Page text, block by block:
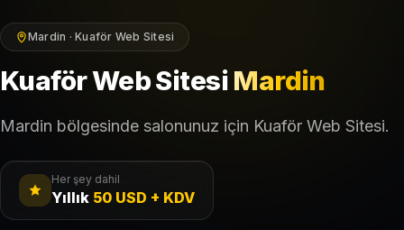
Mardin · Kuaför Web Sitesi
Kuaför Web SitesiMardin
Mardin bölgesinde salonunuz için Kuaför Web Sitesi.
Her şey dahil
Yıllık 50 USD + KDV